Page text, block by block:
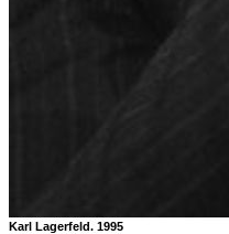
Karl Lagerfeld. 1995